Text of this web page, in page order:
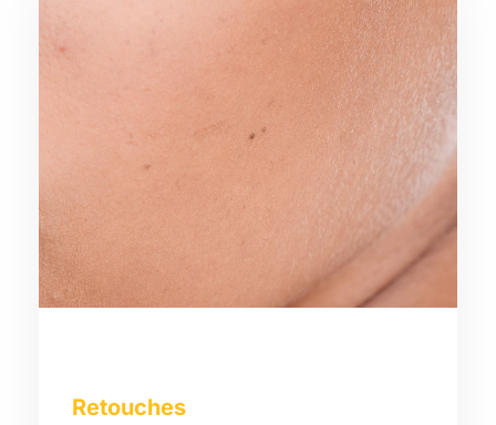
Retouches